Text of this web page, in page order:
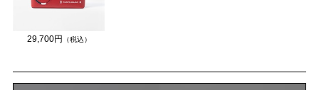
29,700円 （税込）